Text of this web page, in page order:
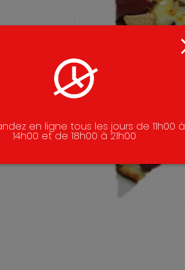
en ligne tous les jours de 11h00 à
14h00 et de 18h00 à 21h00